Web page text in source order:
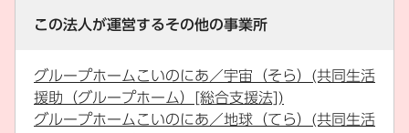
この法人が運営するその他の事業所
グループホームこいのにあ／宇宙（そら）(共同生活
援助（グループホーム）[総合支援法])
グループホームこいのにあ／地球（てら）(共同生活